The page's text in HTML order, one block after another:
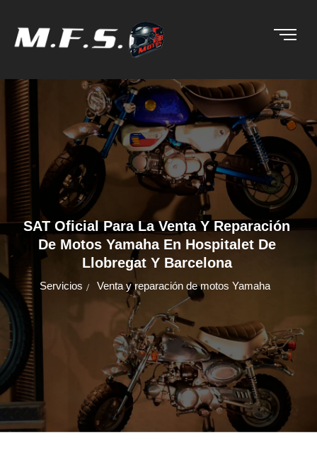
SAT Oficial Para La Venta Y Reparación
De Motos Yamaha En Hospitalet De
Llobregat Y Barcelona
Servicios Venta y reparación de motos Yamaha